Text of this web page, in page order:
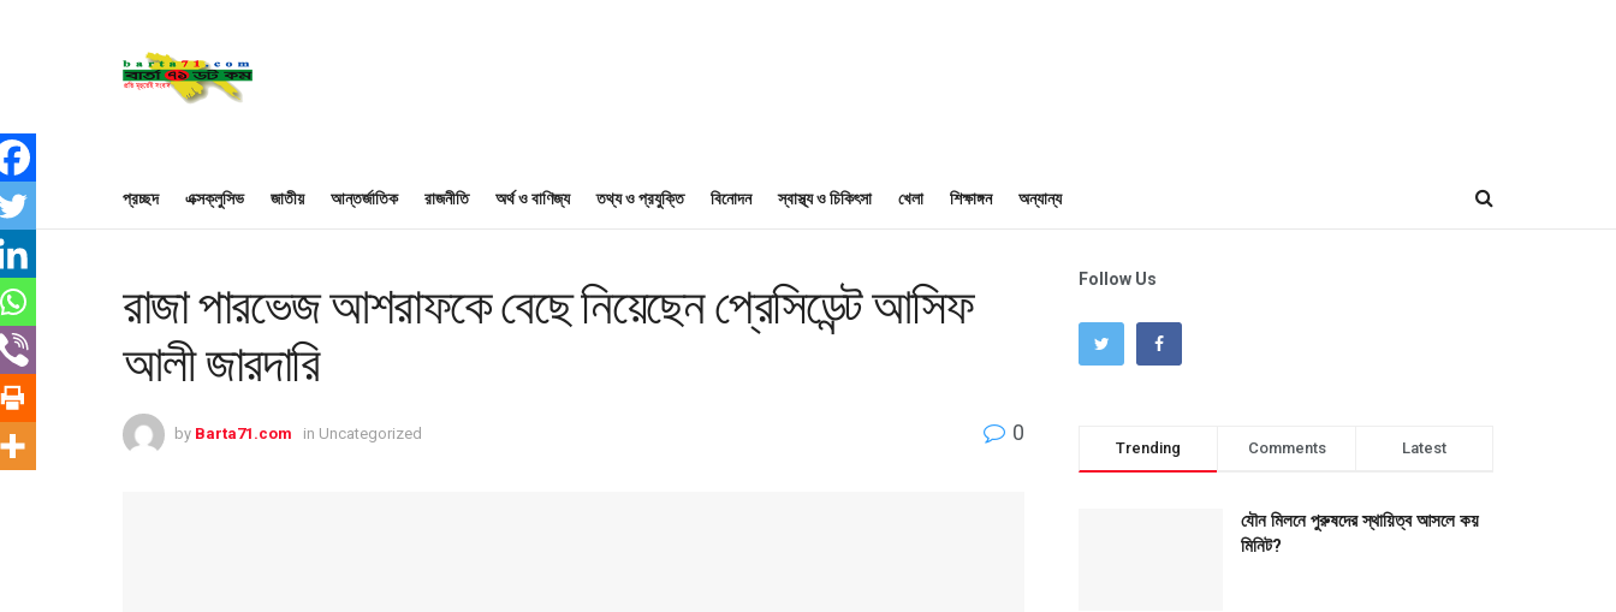
প্রচ্ছদ এক্সক্লুসিভ জাতীয় আন্তর্জাতিক রাজনীতি অর্থ ও বাণিজ্য তথ্য ও প্রযুক্তি বিনোদন স্বাস্থ্য ও চিকিৎসা খেলা শিক্ষাঙ্গন অন্যান্য
রাজা পারভেজ আশরাফকে বেছে নিয়েছেন প্রেসিডেন্ট আসিফ
আলী জারদারি
by Barta71.com in Uncategorized 0
Follow Us
Trending Comments Latest
যৌন মিলনে পুরুষদের স্থায়িত্ব আসলে কয়
মিনিট?